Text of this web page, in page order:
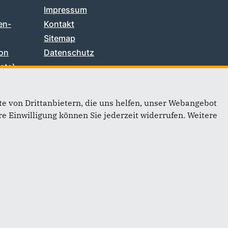
Impressum
Kontakt
Sitemap
Datenschutz
von Drittanbietern, die uns helfen, unser Webangebot
Einwilligung können Sie jederzeit widerrufen. Weitere